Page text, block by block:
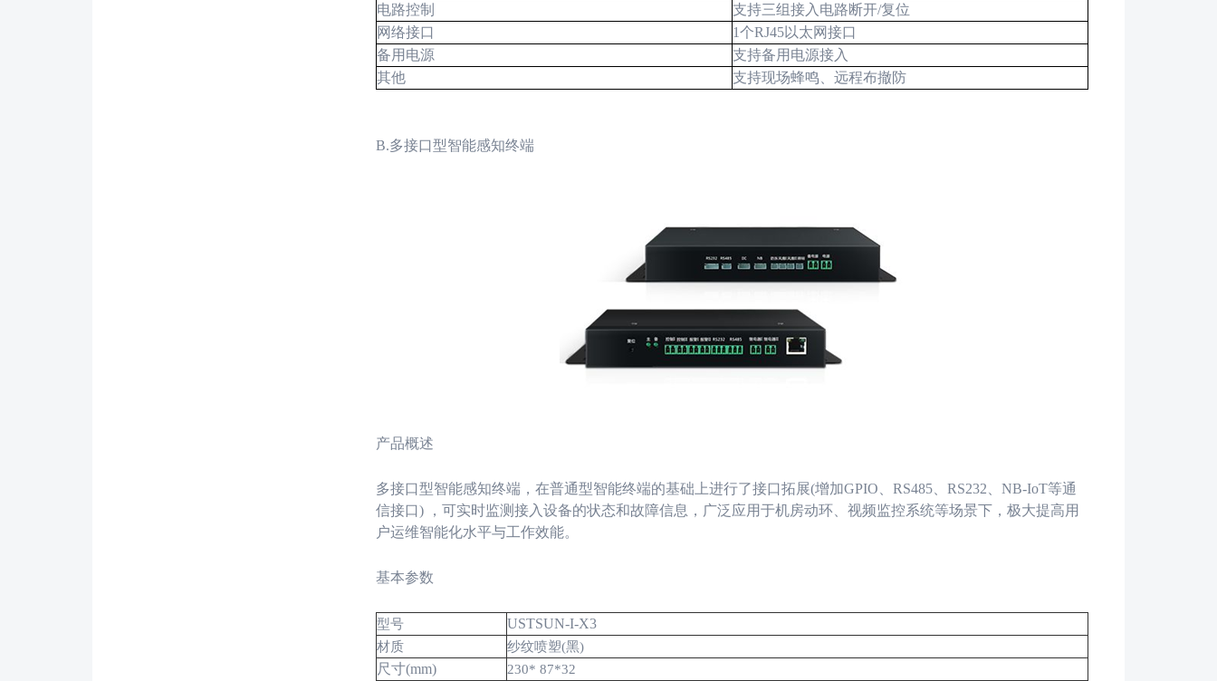
电路控制
支持三组接入电路断开/复位
网络接口
1个RJ45以太网接口
备用电源
支持备用电源接入
其他
支持现场蜂鸣、远程布撤防
B.多接口型智能感知终端
产品概述
多接口型智能感知终端，在普通型智能终端的基础上进行了接口拓展(增加GPIO RS485、 RS232 NB-IoT等通
信接口)
，可实时监测接入设备的状态和故障信息，广泛应用于机房动环、视频监控系统等场景下，极大提高用
户运维智能化水平与工作效能。
基本参数
型号 USTSUN-I-X3
材质 纱纹喷塑(黑)
尺寸(mm)
230* 87*32